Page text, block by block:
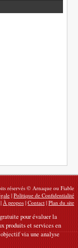
réservés © Arnaque ou Fiable
|Politique de Confidentialité
À propos|Contact|Plan du site
pour évaluer la
produits et services en
via une analyse